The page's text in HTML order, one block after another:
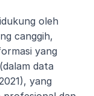
oleh
canggih,
yang
data
yang